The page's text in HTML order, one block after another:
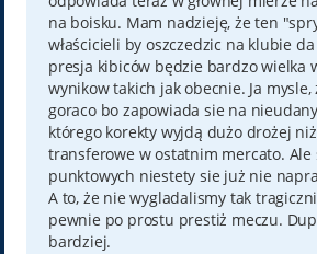
na boisku. Mam nadzieję, że ten
właścicieli by oszczedzic na klubie
presja kibiców będzie bardzo wielka
wynikow takich jak obecnie. Ja
goraco bo zapowiada sie na
którego korekty wyjdą dużo drożej
transferowe w ostatnim mercato. Ale
punktowych niestety sie już nie
A to, że nie wygladalismy tak
pewnie po prostu prestiż meczu.
bardziej.